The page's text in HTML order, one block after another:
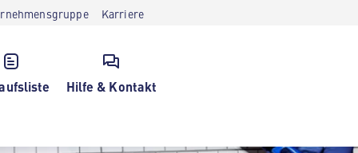
Karriere
Hilfe & Kontakt